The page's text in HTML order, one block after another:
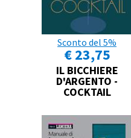
Sconto del 5%
€ 23,75
IL BICCHIERE
D'ARGENTO -
COCKTAIL